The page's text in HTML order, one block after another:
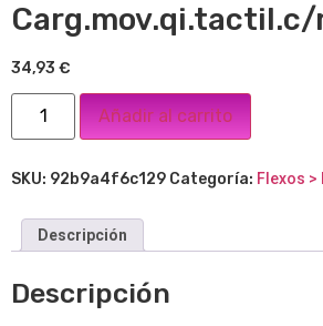
34,93 €
Añadir al carrito
SKU: 92b9a4f6c129 Categoría: Flexos >
Descripción
Descripción